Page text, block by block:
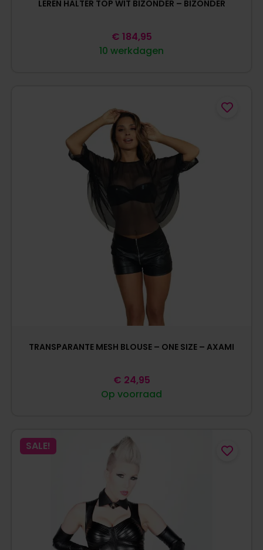
LEREN HALTER TOP WIT BIZONDER – BIZONDER
10 werkdagen
€ 184,95
TRANSPARANTE MESH BLOUSE – ONE SIZE – AXAMI
Op voorraad
€ 24,95
SALE!